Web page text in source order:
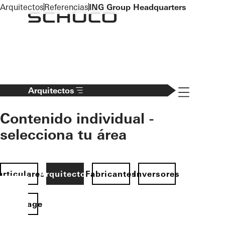
To the main content
Arquitectos
Contenido individual -
selecciona tu área
ArquitectosFabricantesInversores
Navigation
ArquitectosReferenciasING Group Headquarters